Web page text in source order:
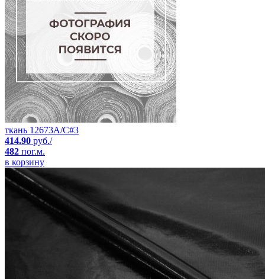
ткань 12673A/C#3
414.90 руб./
482 пог.м.
в корзину